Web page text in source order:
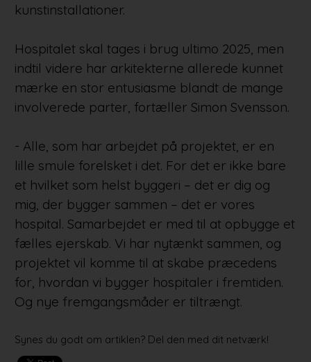
kunstinstallationer.
Hospitalet skal tages i brug ultimo 2025, men
indtil videre har arkitekterne allerede kunnet
mærke en stor entusiasme blandt de mange
involverede parter, fortæller Simon Svensson.
- Alle, som har arbejdet på projektet, er en
lille smule forelsket i det. For det er ikke bare
et hvilket som helst byggeri – det er dig og
mig, der bygger sammen – det er vores
hospital. Samarbejdet er med til at opbygge et
fælles ejerskab. Vi har nytænkt sammen, og
projektet vil komme til at skabe præcedens
for, hvordan vi bygger hospitaler i fremtiden.
Og nye fremgangsmåder er tiltrængt.
Synes du godt om artiklen? Del den med dit netværk!